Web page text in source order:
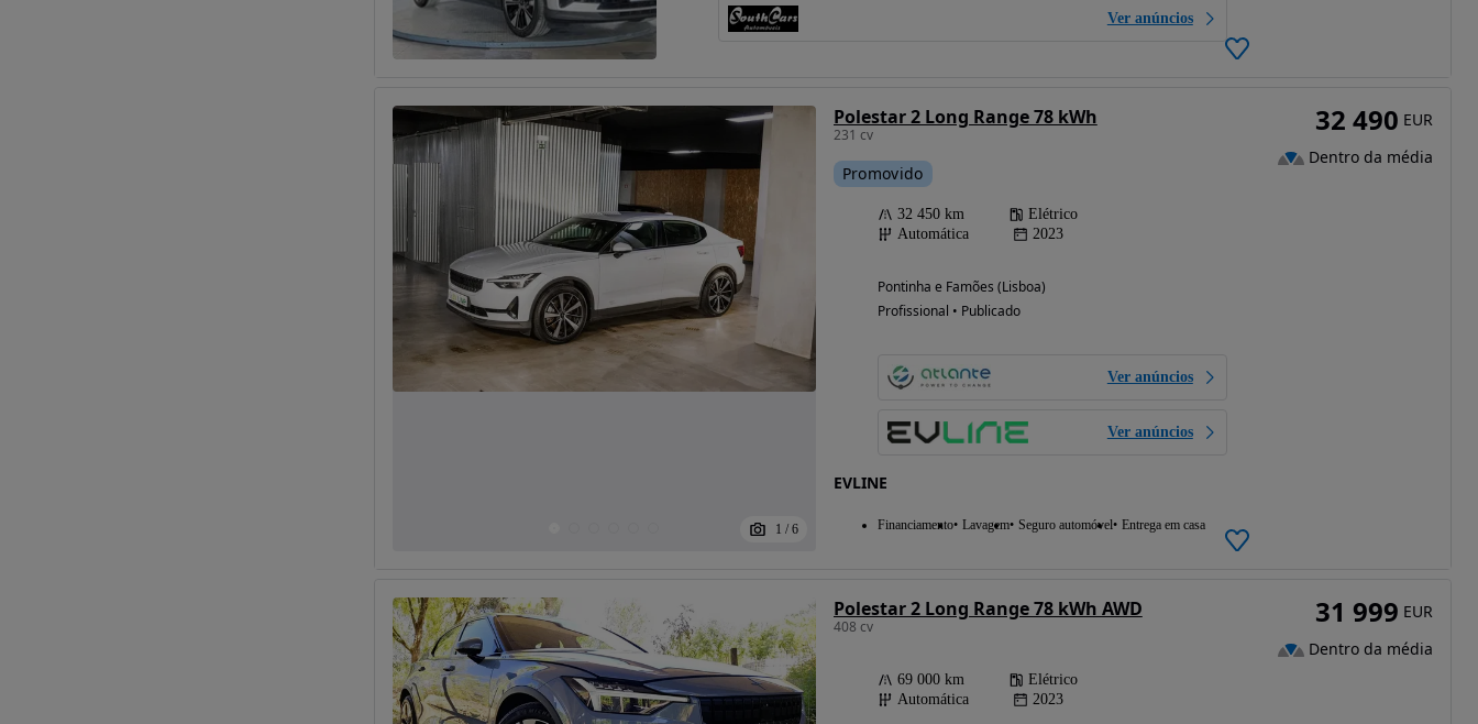
Ver anúncios
1 / 6
Polestar 2 Long Range 78 kWh
231 cv
Promovido
32 450 km
Elétrico
Automática
2023
Pontinha e Famões (Lisboa)
Profissional • Publicado
Ver anúncios
Ver anúncios
EVLINE
Financiamento Lavagem Seguro automóvel Entrega em casa
32 490 EUR
Dentro da média
Polestar 2 Long Range 78 kWh AWD
408 cv
69 000 km
Elétrico
Automática
2023
31 999 EUR
Dentro da média